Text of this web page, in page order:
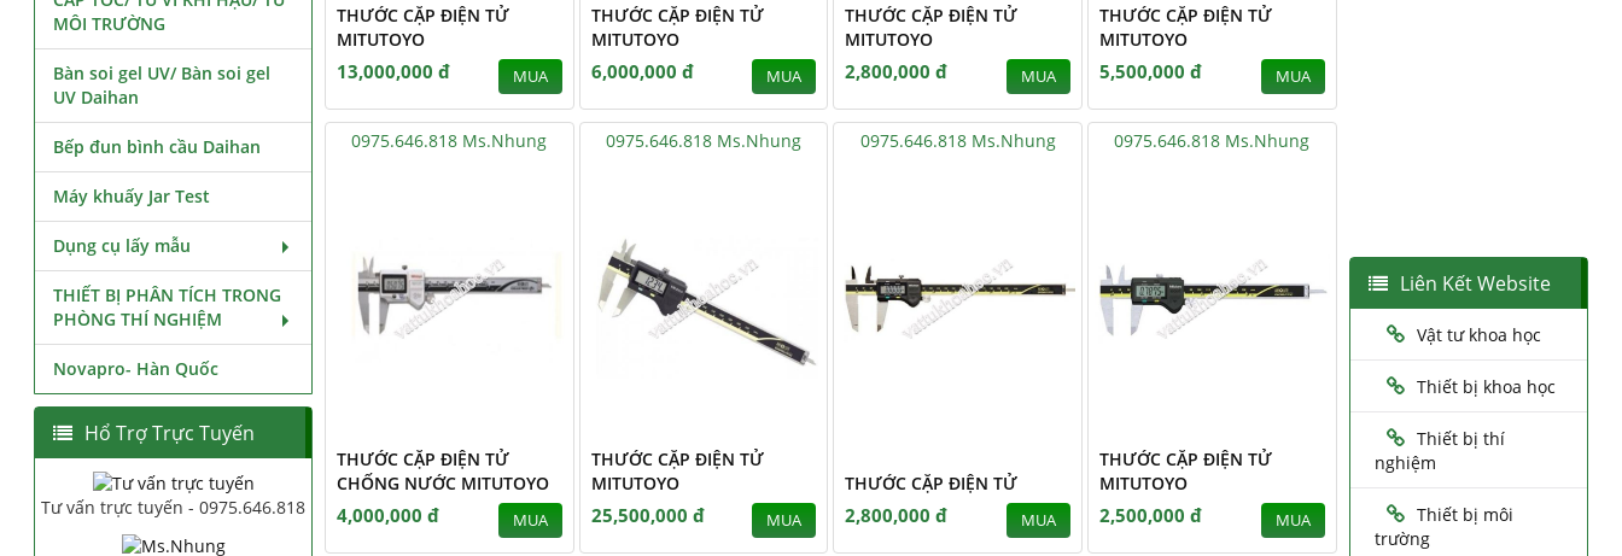
THƯỚC CẶP ĐIỆN TỬ
MITUTOYO
13,000,000 đ MUA
THƯỚC CẶP ĐIỆN TỬ
MITUTOYO
6,000,000 đ MUA
THƯỚC CẶP ĐIỆN TỬ
MITUTOYO
2,800,000 đ MUA
THƯỚC CẶP ĐIỆN TỬ
MITUTOYO
5,500,000 đ MUA
0975.646.818 Ms.Nhung
THƯỚC CẶP ĐIỆN TỬ
CHỐNG NƯỚC MITUTOYO
4,000,000 đ MUA
0975.646.818 Ms.Nhung
THƯỚC CẶP ĐIỆN TỬ
MITUTOYO
25,500,000 đ MUA
0975.646.818 Ms.Nhung
THƯỚC CẶP ĐIỆN TỬ
2,800,000 đ MUA
0975.646.818 Ms.Nhung
THƯỚC CẶP ĐIỆN TỬ
MITUTOYO
2,500,000 đ MUA
MÔI TRƯỜNG
Bàn soi gel UV/ Bàn soi gel
UV Daihan
Bếp đun bình cầu Daihan
Máy khuấy Jar Test
Dụng cụ lấy mẫu
THIẾT BỊ PHÂN TÍCH TRONG
PHÒNG THÍ NGHIỆM
Novapro- Hàn Quốc
Hổ Trợ Trực Tuyến
Tư vấn trực tuyến - 0975.646.818
Liên Kết Website
Vật tư khoa học
Thiết bị khoa học
Thiết bị thí
nghiệm
Thiết bị môi
trường